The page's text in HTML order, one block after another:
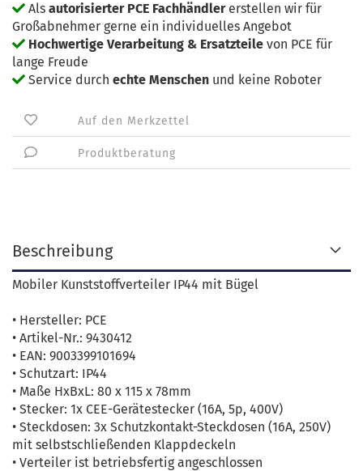
Als autorisierter PCE Fachhändlererstellen wir für
Großabnehmer gerne ein individuelles Angebot
Hochwertige Verarbeitung & Ersatzteile von PCE für
lange Freude
Service durch echte Menschen und keine Roboter
Auf den Merkzettel
Produktberatung
Beschreibung
Mobiler Kunststoffverteiler IP44 mit Bügel
• Hersteller: PCE
• Artikel-Nr.: 9430412
• EAN: 9003399101694
• Schutzart: IP44
• Maße HxBxL: 80 x 115 x 78mm
• Stecker: 1x CEE-Gerätestecker (16A, 5p, 400V)
• Steckdosen: 3x Schutzkontakt-Steckdosen (16A, 250V)
mit selbstschließenden Klappdeckeln
• Verteiler ist betriebsfertig angeschlossen